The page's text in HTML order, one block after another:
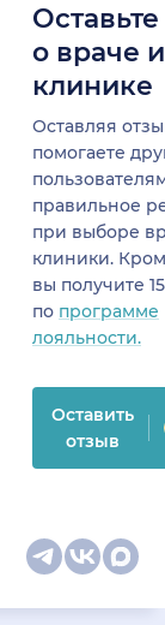
о враче
клинике
Оставляя
помогаете
правильное
при выборе
клиники.
вы получите
по программе
лояльности.
Оставить
отзыв